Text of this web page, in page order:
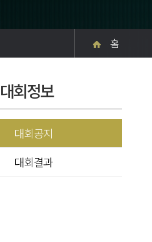
홈
대회정보
대회공지
대회결과